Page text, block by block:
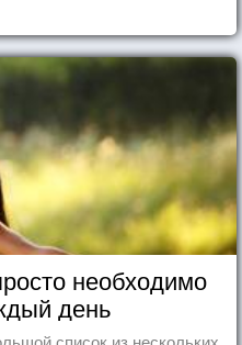
необходимо
день